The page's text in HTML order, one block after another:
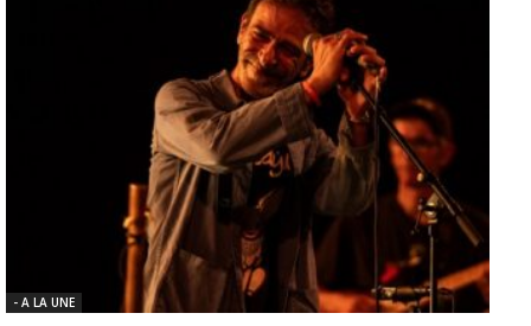
- A LA UNE